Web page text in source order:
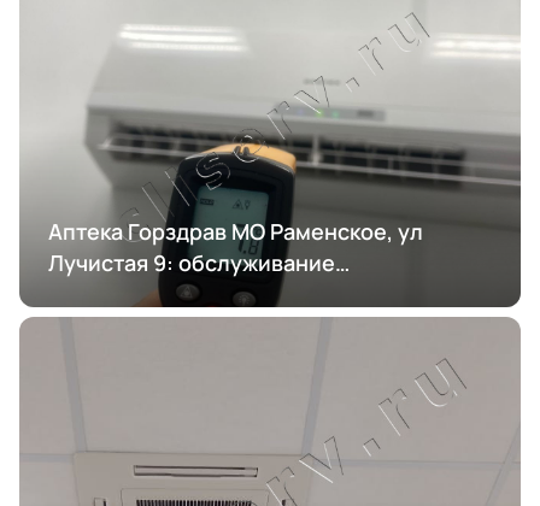
Аптека Горздрав МО Раменское, ул
Лучистая 9: обслуживание
кондиционирования